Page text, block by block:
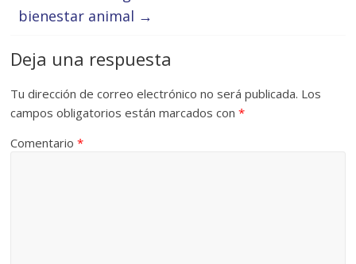
bienestar animal →
Deja una respuesta
Tu dirección de correo electrónico no será publicada. Los
campos obligatorios están marcados con*
Comentario*